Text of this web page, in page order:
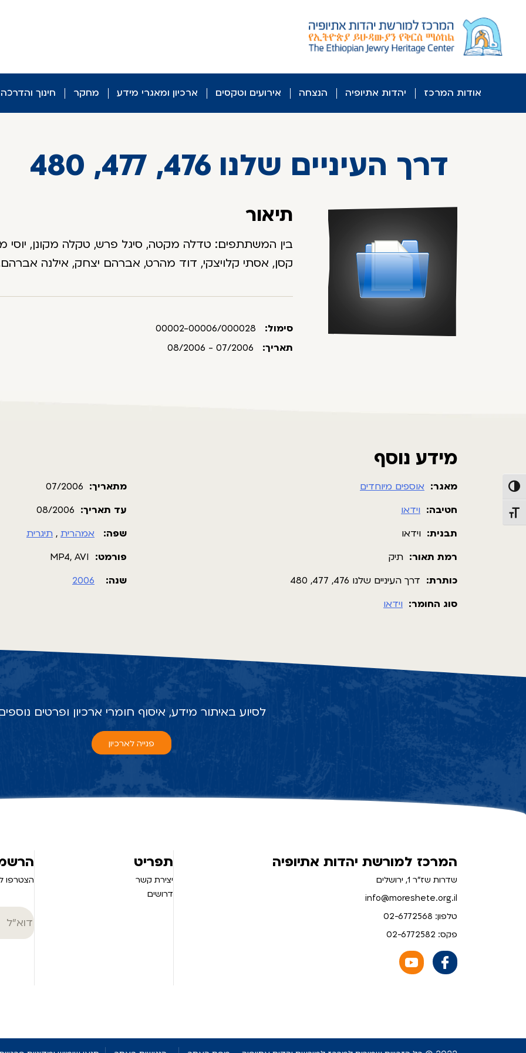
הפעל/כבה ניגודיות גבוהה
מתג גודל גופן
אודות המרכז יהדות אתיופיה הנצחה אירועים וטקסים ארכיון ומאגרי מידע מחקר חינוך והדרכה
דרך העיניים שלנו 476, 477, 480
תיאור
בין המשתתפים: טדלה מקטה, סיגל פרש, טקלה מקונן, יוסי
קסן, אסתי קלויצקי, דוד מהרט, אברהם יצחק, אילנה
סימול:
תאריך:
מידע נוסף
מאגר: אוספים מיוחדים
חטיבה: וידאו
תבנית: וידאו
רמת תאור: תיק
כותרת: דרך העיניים שלנו 476, 477, 480
סוג החומר: וידאו
מתאריך: 07/2006
עד תאריך: 08/2006
שפה:
אמהרית תיגרית
פורמט: MP4, AVI
שנה:
2006
לסיוע באיתור מידע, איסוף חומרי ארכיון ופרטים
פנייה לארכיון
המרכז למורשת יהדות אתיופיה
שדרות שז"ר 1, ירושלים
info@moreshete.org.il
טלפון: 02-6772568
פקס: 02-6772582
תפריט
יצירת קשר
דרושים
הצטרפו